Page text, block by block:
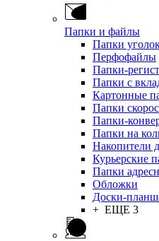
Папки и файлы
Папки
Перфофайлы
Папки-
Папки с
Картонные
Папки
Папки-
Папки на
Накопители
Курьерские
Папки
Обложки
Доски-
+ ЕЩЕ 3